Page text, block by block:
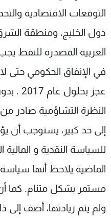
التوقعات الاقتصادية
دول الخليج، ومنطقة
العربية المصدرة للنفط
في الإنفاق الحكومي حتى
عجز
النظرة التشاؤمية صادر
إلى حد كبير، يستوجب أن
للسياسة النقدية و
الماضية يلاحظ أنها
مستمر بشكل متنام. كما
ولم يتم زيادتها، أضف
البرامج
شاهد البرامج
الترددات
الإنـتـاج
لاعلاناتكم